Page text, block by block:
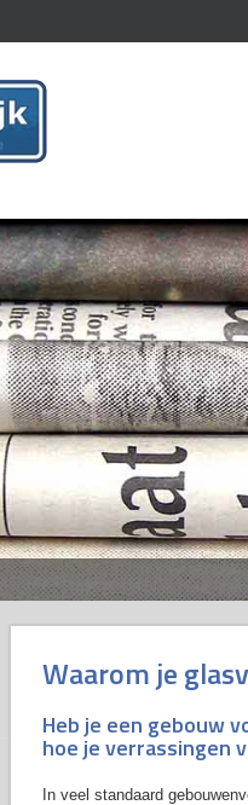
Waarom je
Heb je een gebouw
hoe je verrassingen
In veel standaard